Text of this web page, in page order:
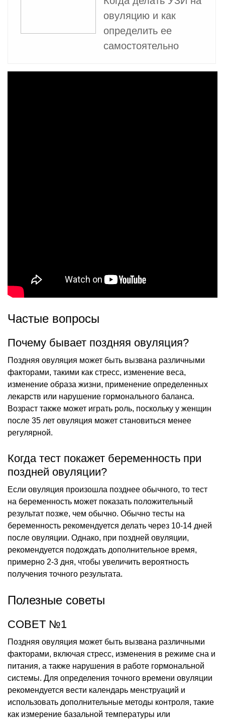
овуляцию и как
определить ее
самостоятельно
Частые вопросы
Почему бывает поздняя овуляция?
Поздняя овуляция может быть вызвана различными
факторами, такими как стресс, изменение веса,
изменение образа жизни, применение определенных
лекарств или нарушение гормонального баланса.
Возраст также может играть роль, поскольку у женщин
после 35 лет овуляция может становиться менее
регулярной.
Когда тест покажет беременность при
поздней овуляции?
Если овуляция произошла позднее обычного, то тест
на беременность может показать положительный
результат позже, чем обычно. Обычно тесты на
беременность рекомендуется делать через 10-14 дней
после овуляции. Однако, при поздней овуляции,
рекомендуется подождать дополнительное время,
примерно 2-3 дня, чтобы увеличить вероятность
получения точного результата.
Полезные советы
СОВЕТ №1
Поздняя овуляция может быть вызвана различными
факторами, включая стресс, изменения в режиме сна и
питания, а также нарушения в работе гормональной
системы. Для определения точного времени овуляции
рекомендуется вести календарь менструаций и
использовать дополнительные методы контроля, такие
как измерение базальной температуры или